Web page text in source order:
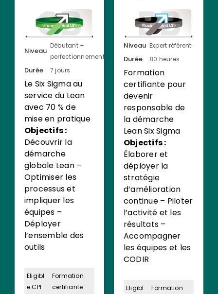
Niveau
Débutant +
perfectionnement
Durée 7 jours
Le Six Sigma au
service du Lean
avec 70 % de
mise en pratique
Objectifs :
Découvrir la
démarche
globale Lean –
Optimiser les
processus et
impliquer les
équipes –
Déployer
l’ensemble des
outils
Eligibl
e CPF
Formation
certifiante
Niveau Expert référent
Durée 80 heures
Formation
certifiante pour
devenir
responsable de
la démarche
Lean Six Sigma
Objectifs :
Élaborer et
déployer la
stratégie
d’amélioration
continue – Piloter
l’activité et les
résultats –
Accompagner
les équipes et les
CODIR
Eligibl
Formation